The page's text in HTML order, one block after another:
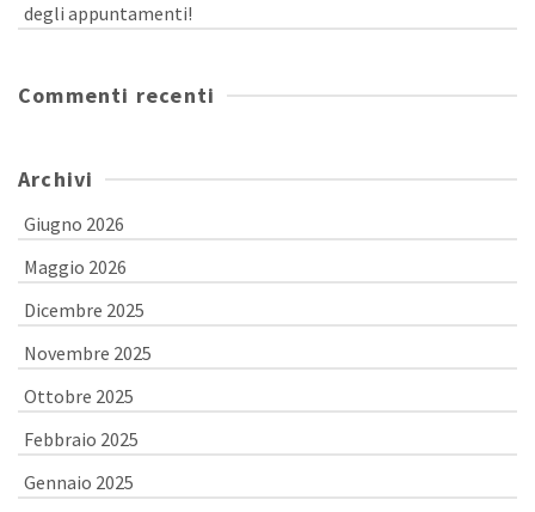
degli appuntamenti!
Commenti recenti
Archivi
Giugno 2026
Maggio 2026
Dicembre 2025
Novembre 2025
Ottobre 2025
Febbraio 2025
Gennaio 2025